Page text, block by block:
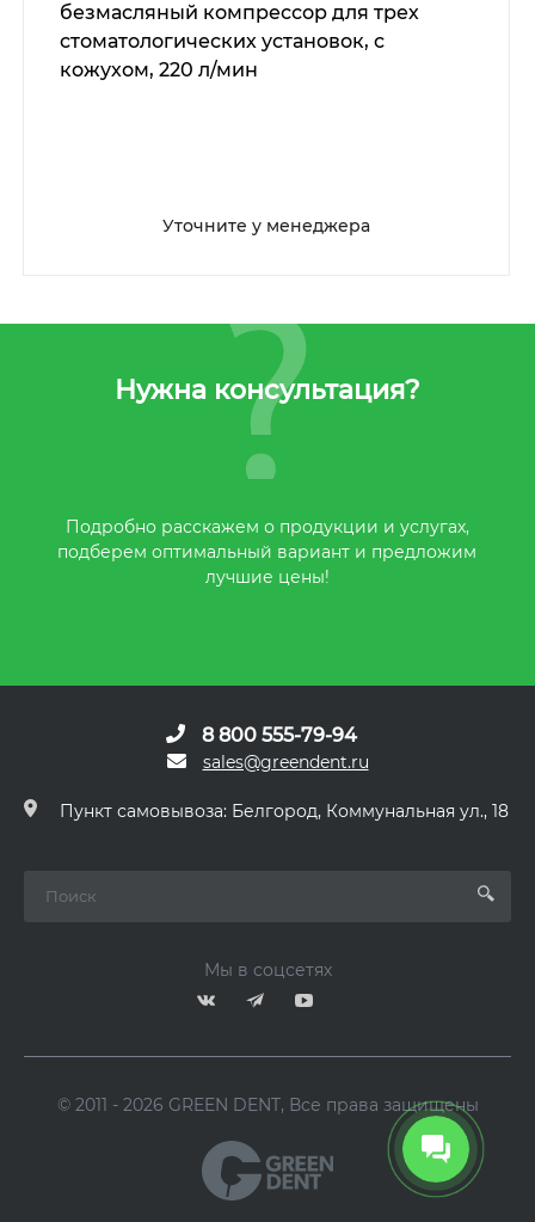
безмасляный компрессор для трех
стоматологических установок, с
кожухом, 220 л/мин
Уточните у менеджера
Нужна консультация?
Подробно расскажем о продукции и услугах,
подберем оптимальный вариант и предложим
лучшие цены!
8 800 555-79-94
sales@greendent.ru
Пункт самовывоза: Белгород, Коммунальная ул., 18
Мы в соцсетях
© 2011 - 2026 GREEN DENT, Все права защищены